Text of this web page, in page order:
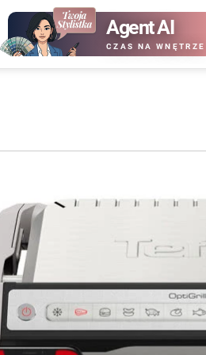
Agent AI
CZAS NA WNĘTRZE